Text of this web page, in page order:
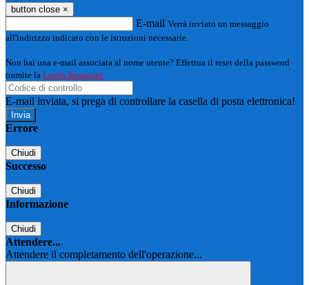
button close ×
E-mail Verrà inviato un messaggio
all'indirizzo indicato con le istruzioni necessarie.
Non hai una e-mail associata al nome utente? Effettua il reset della password
tramite la Login Spaggiari
E-mail inviata, si prega di controllare la casella di posta elettronica!
Errore
Chiudi
Successo
Chiudi
Informazione
Chiudi
Attendere...
Attendere il completamento dell'operazione...